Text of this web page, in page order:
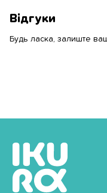
Відгуки
Будь ласка, залиште